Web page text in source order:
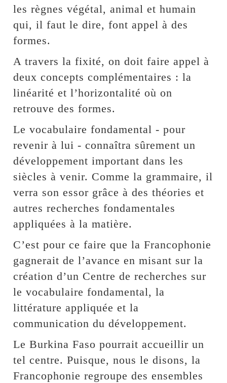
les règnes végétal, animal et humain
qui, il faut le dire, font appel à des
formes.
A travers la fixité, on doit faire appel à
deux concepts complémentaires : la
linéarité et l’horizontalité où on
retrouve des formes.
Le vocabulaire fondamental - pour
revenir à lui - connaîtra sûrement un
développement important dans les
siècles à venir. Comme la grammaire, il
verra son essor grâce à des théories et
autres recherches fondamentales
appliquées à la matière.
C’est pour ce faire que la Francophonie
gagnerait de l’avance en misant sur la
création d’un Centre de recherches sur
le vocabulaire fondamental, la
littérature appliquée et la
communication du développement.
Le Burkina Faso pourrait accueillir un
tel centre. Puisque, nous le disons, la
Francophonie regroupe des ensembles